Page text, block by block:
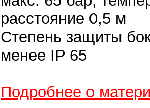
расстояние 0,5 м
Степень защиты
менее IP 65
Подробнее о